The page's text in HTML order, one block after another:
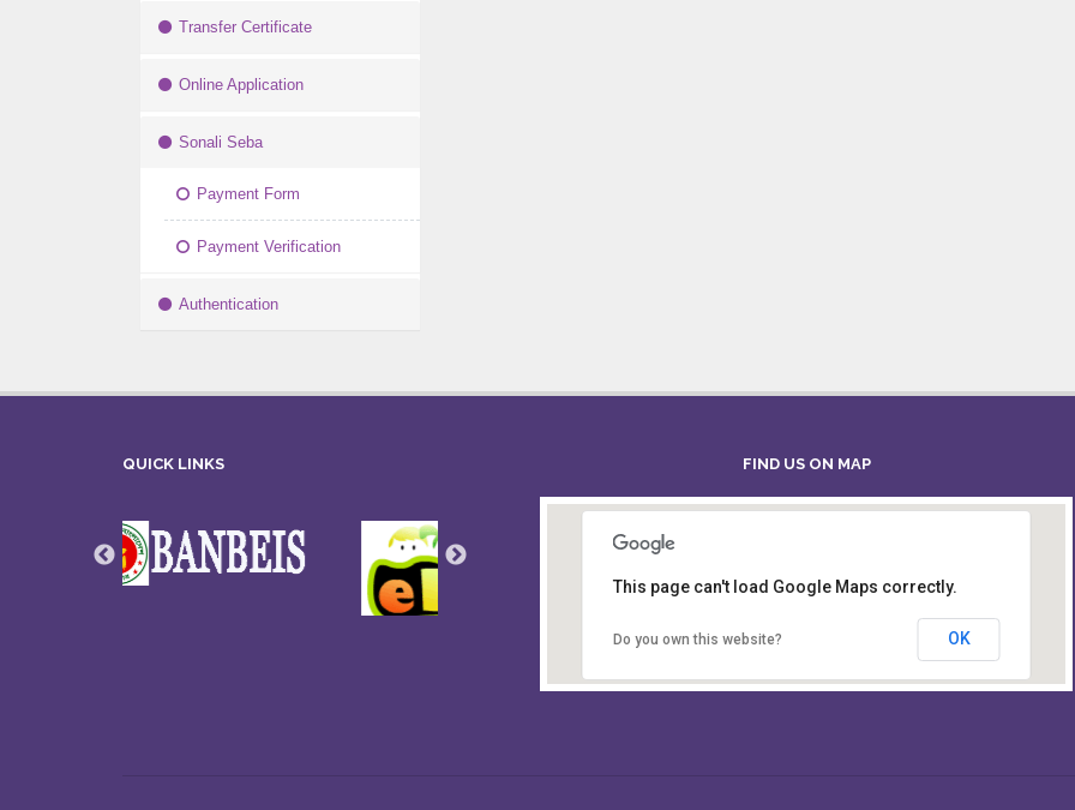
Transfer Certificate
Online Application
Sonali Seba
Payment Form
Payment Verification
Authentication
QUICK LINKS FIND US ON MAP
This page can't load Google Maps correctly.
Do you own this website? OK